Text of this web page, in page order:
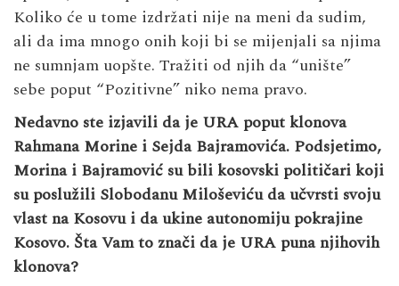
Koliko će u tome izdržati nije na meni da sudim,
ali da ima mnogo onih koji bi se mijenjali sa njima
ne sumnjam uopšte. Tražiti od njih da “unište”
sebe poput “Pozitivne” niko nema pravo.
Nedavno ste izjavili da je URA poput klonova
Rahmana Morine i Sejda Bajramovića. Podsjetimo,
Morina i Bajramović su bili kosovski političari koji
su poslužili Slobodanu Miloševiću da učvrsti svoju
vlast na Kosovu i da ukine autonomiju pokrajine
Kosovo. Šta Vam to znači da je URA puna njihovih
klonova?